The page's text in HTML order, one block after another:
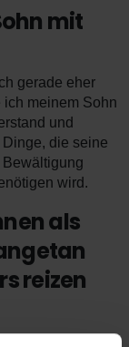
mit
gerade eher
meinem Sohn
und
die seine
wird.
als
reizen